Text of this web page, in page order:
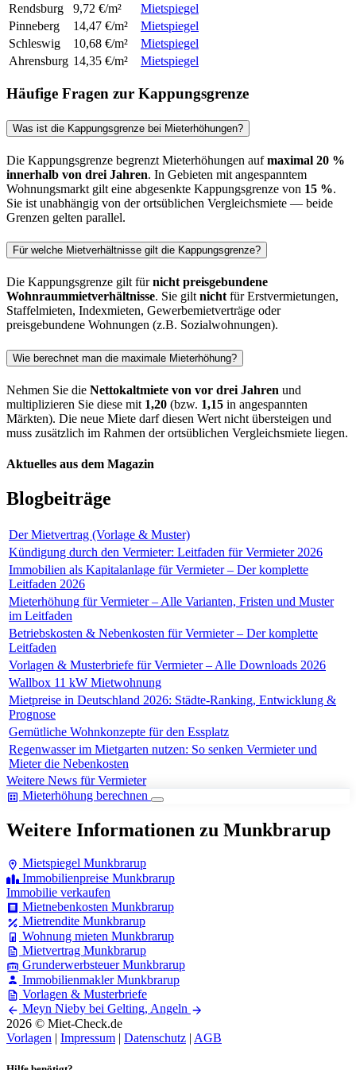
Rendsburg
9,72 €/m²
Mietspiegel
Pinneberg
14,47 €/m²
Mietspiegel
Schleswig
10,68 €/m²
Mietspiegel
Ahrensburg 14,35 €/m² Mietspiegel
Häufige Fragen zur Kappungsgrenze
Was ist die Kappungsgrenze bei Mieterhöhungen?
Die Kappungsgrenze begrenzt Mieterhöhungen aufmaximal 20 %
innerhalb von drei Jahren. In Gebieten mit angespanntem
Wohnungsmarkt gilt eine abgesenkte Kappungsgrenze von 15 %.
Sie ist unabhängig von der ortsüblichen Vergleichsmiete — beide
Grenzen gelten parallel.
Für welche Mietverhältnisse gilt die Kappungsgrenze?
Die Kappungsgrenze gilt fürnicht preisgebundene
Wohnraummietverhältnisse. Sie gilt nicht für Erstvermietungen,
Staffelmieten, Indexmieten, Gewerbemietverträge oder
preisgebundene Wohnungen (z.B. Sozialwohnungen).
Wie berechnet man die maximale Mieterhöhung?
Nehmen Sie die Nettokaltmiete von vor drei Jahren und
multiplizieren Sie diese mit 1,20 (bzw. 1,15 in angespannten
Märkten). Die neue Miete darf diesen Wert nicht übersteigen und
muss zusätzlich im Rahmen der ortsüblichen Vergleichsmiete liegen.
Aktuelles aus dem Magazin
Blogbeiträge
Der Mietvertrag (Vorlage & Muster)
Kündigung durch den Vermieter: Leitfaden für Vermieter 2026
Immobilien als Kapitalanlage für Vermieter – Der komplette
Leitfaden 2026
Mieterhöhung für Vermieter – Alle Varianten, Fristen und Muster
im Leitfaden
Betriebskosten & Nebenkosten für Vermieter – Der komplette
Leitfaden
Vorlagen & Musterbriefe für Vermieter – Alle Downloads 2026
Wallbox 11 kW Mietwohnung
Mietpreise in Deutschland 2026: Städte-Ranking, Entwicklung &
Prognose
Gemütliche Wohnkonzepte für den Essplatz
Regenwasser im Mietgarten nutzen: So senken Vermieter und
Mieter die Nebenkosten
Weitere News für Vermieter
Mieterhöhung berechnen
Weitere Informationen zu Munkbrarup
Mietspiegel Munkbrarup
Immobilienpreise Munkbrarup
Immobilie verkaufen
Mietnebenkosten Munkbrarup
Mietrendite Munkbrarup
Wohnung mieten Munkbrarup
Mietvertrag Munkbrarup
Grunderwerbsteuer Munkbrarup
Immobilienmakler Munkbrarup
Vorlagen & Musterbriefe
Meyn Nieby bei Gelting, Angeln
2026 © Miet-Check.de
Vorlagen | Impressum | Datenschutz | AGB